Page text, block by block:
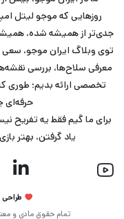
روزهایی که موجو لیتل
جدی‌تر از همیشه شده،
توی وبلاگ ایران موجو، سعی
معرفی سلاح‌ها، بررسی
تخصصی ارائه بدیم؛ طوری
حرفه‌ای
برای ما گیم فقط یه تفریح
یاد گرفتن، بهتر
تمام حقوق مادی و